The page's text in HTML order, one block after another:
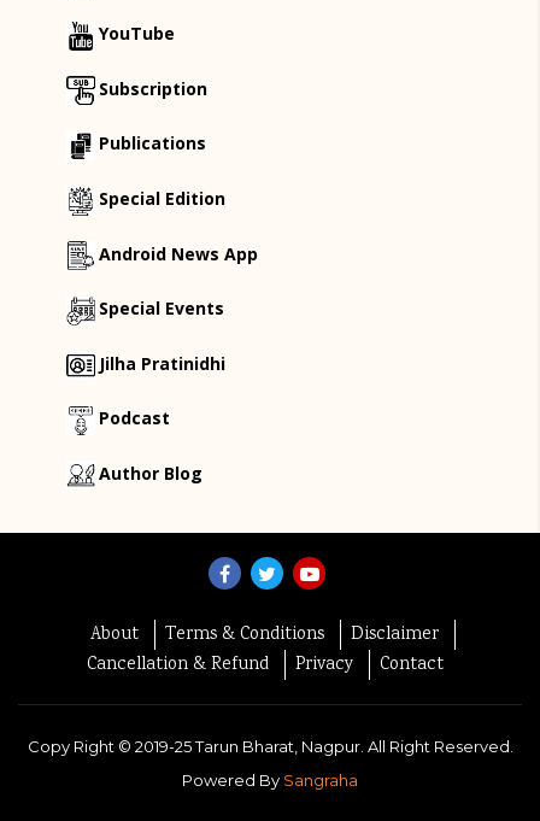
YouTube
Subscription
Publications
Special Edition
Android News App
Special Events
Jilha Pratinidhi
Podcast
Author Blog
About Terms & Conditions
Disclaimer
Cancellation & Refund
Privacy Contact
Copy Right © 2019-25Tarun Bharat, Nagpur. All Right Reserved.
Powered By Sangraha